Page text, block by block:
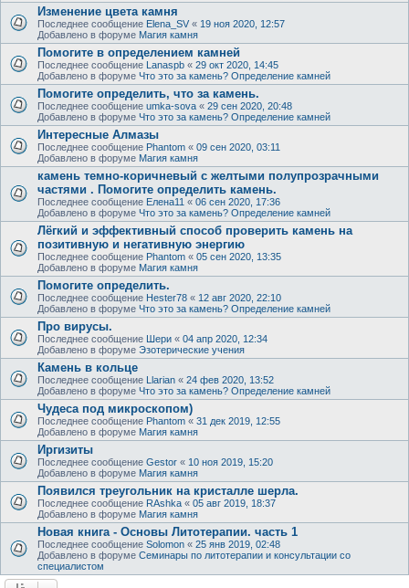
Изменение цвета камня
Последнее сообщение Elena_SV « 19 ноя 2020, 12:57
Добавлено в форуме Магия камня
Помогите в определением камней
Последнее сообщение Lanaspb « 29 окт 2020, 14:45
Добавлено в форуме Что это за камень? Определение камней
Помогите определить, что за камень.
Последнее сообщение umka-sova « 29 сен 2020, 20:48
Добавлено в форуме Что это за камень? Определение камней
Интересные Алмазы
Последнее сообщение Phantom « 09 сен 2020, 03:11
Добавлено в форуме Магия камня
камень темно-коричневый с желтыми полупрозрачными
частями . Помогите определить камень.
Последнее сообщение Елена11 « 06 сен 2020, 17:36
Добавлено в форуме Что это за камень? Определение камней
Лёгкий и эффективный способ проверить камень на
позитивную и негативную энергию
Последнее сообщение Phantom « 05 сен 2020, 13:35
Добавлено в форуме Магия камня
Помогите определить.
Последнее сообщение Hester78 « 12 авг 2020, 22:10
Добавлено в форуме Что это за камень? Определение камней
Про вирусы.
Последнее сообщение Шери « 04 апр 2020, 12:34
Добавлено в форуме Эзотерические учения
Камень в кольце
Последнее сообщение Llarian « 24 фев 2020, 13:52
Добавлено в форуме Что это за камень? Определение камней
Чудеса под микроскопом)
Последнее сообщение Phantom « 31 дек 2019, 12:55
Добавлено в форуме Магия камня
Иргизиты
Последнее сообщение Gestor « 10 ноя 2019, 15:20
Добавлено в форуме Магия камня
Появился треугольник на кристалле шерла.
Последнее сообщение RAshka « 05 авг 2019, 18:37
Добавлено в форуме Магия камня
Новая книга - Основы Литотерапии. часть 1
Последнее сообщение Solomon « 25 янв 2019, 02:48
Добавлено в форуме Семинары по литотерапии и консультации со
специалистом